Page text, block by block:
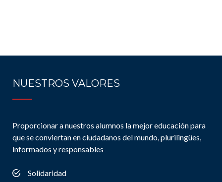
NUESTROS VALORES
Proporcionar a nuestros alumnos la mejor educación para
que se conviertan en ciudadanos del mundo, plurilingües,
informados y responsables
Solidaridad